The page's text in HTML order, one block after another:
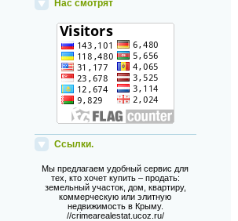
Нас смотрят
Ссылки.
Мы предлагаем удобный сервис для
тех, кто хочет купить – продать:
земельный участок, дом, квартиру,
коммерческую или элитную
недвижимость в Крыму.
//crimearealestat.ucoz.ru/